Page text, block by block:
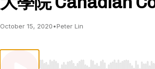
October 15, 2020•Peter Lin